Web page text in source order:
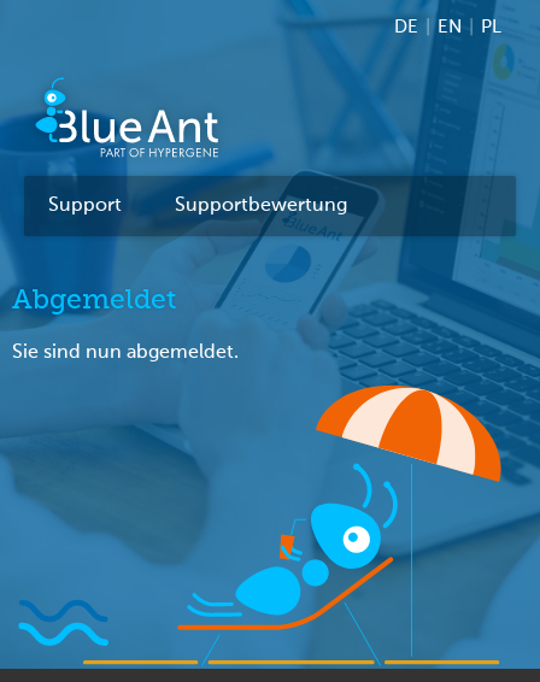
DE EN PL
Support Supportbewertung
Abgemeldet
Sie sind nun abgemeldet.